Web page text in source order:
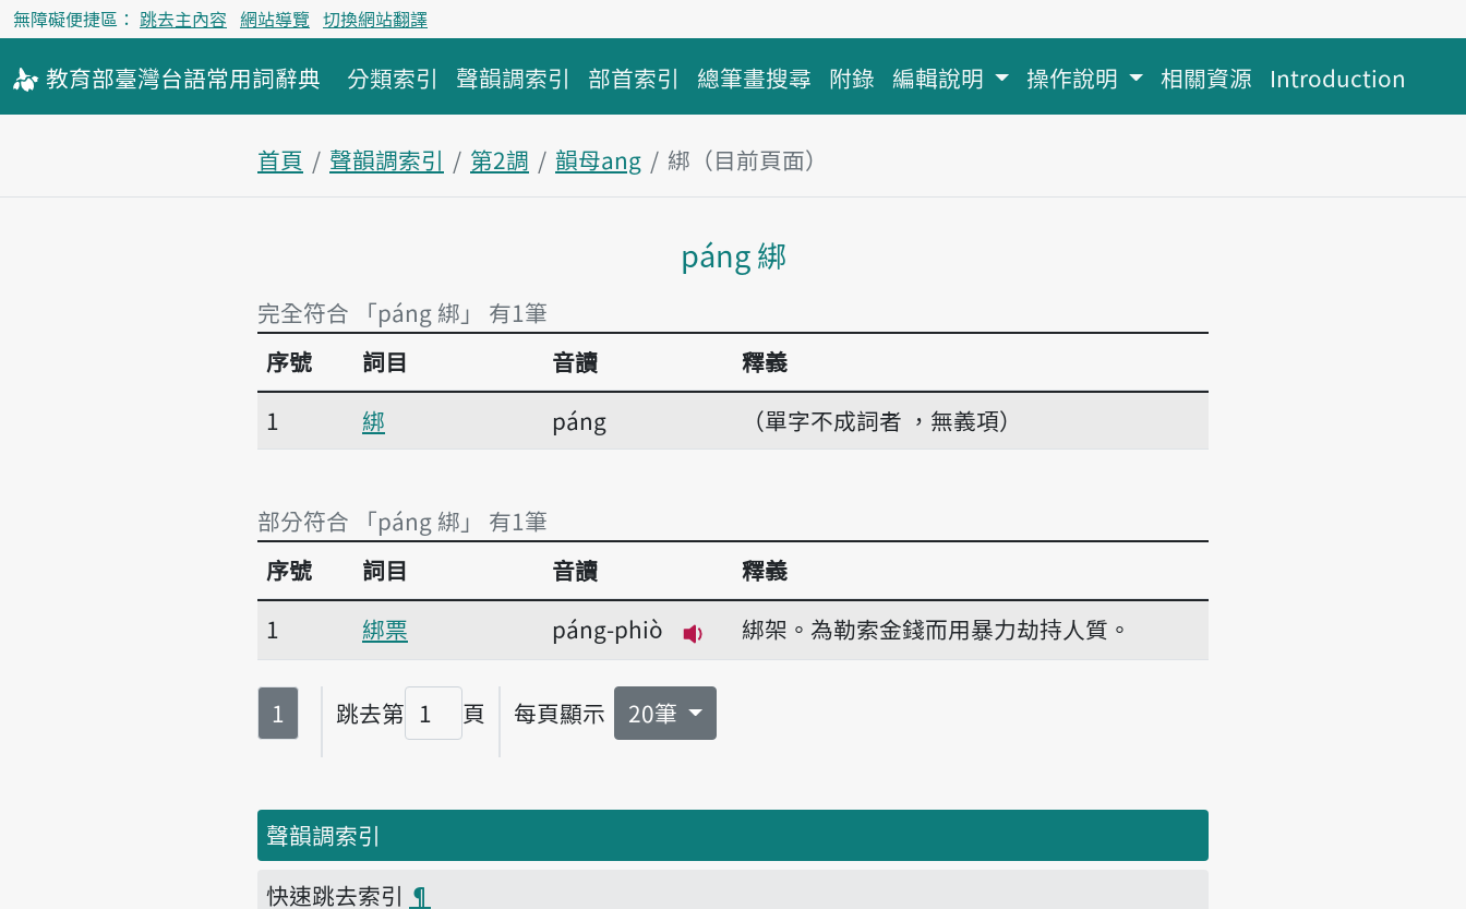
無障礙便捷區： 跳去主內容 網站導覽 切換網站翻譯
教育部臺灣台語常用詞辭典 分類索引 聲韻調索引 部首索引 總筆畫搜尋 附錄 編輯說明 操作說明 相關資源 Introduction
首頁 聲韻調索引 第2調 韻母ang
綁（目前頁面）
páng 綁
完全符合 「páng 綁」 有1筆
完全符合 「páng 綁」 有1筆
序號 詞目 音讀
釋義
1
綁 páng （單字不成詞者 ，無義項）
部分符合 「páng 綁」 有1筆
部分符合 「páng 綁」 有1筆
序號 詞目 音讀
釋義
1
綁票
páng-phiò
播放音讀páng-phiò
綁架。為勒索金錢而用暴力劫持人質。
第
1 跳去第
頁碼
頁 每頁顯示 20筆
聲韻調索引
快速跳去索引 ¶